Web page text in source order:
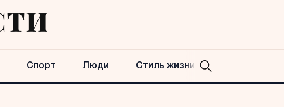
Спорт Люди Стиль жизни